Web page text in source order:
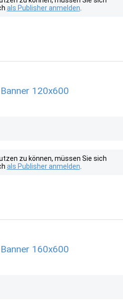
als Publisher anmelden
120x600
zu können, müssen Sie sich
als Publisher anmelden
160x600